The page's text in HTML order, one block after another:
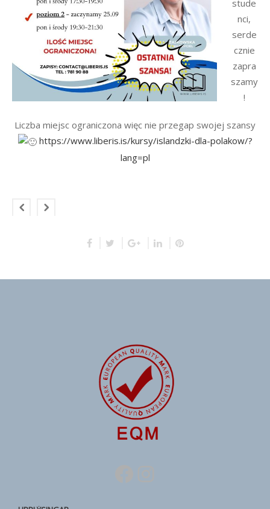
stude
nci,
serde
cznie
zapra
szamy
!
Liczba miejsc ograniczona więc nie przegap swojej szansy
https://www.liberis.is/kursy/islandzki-dla-polakow/?
lang=pl